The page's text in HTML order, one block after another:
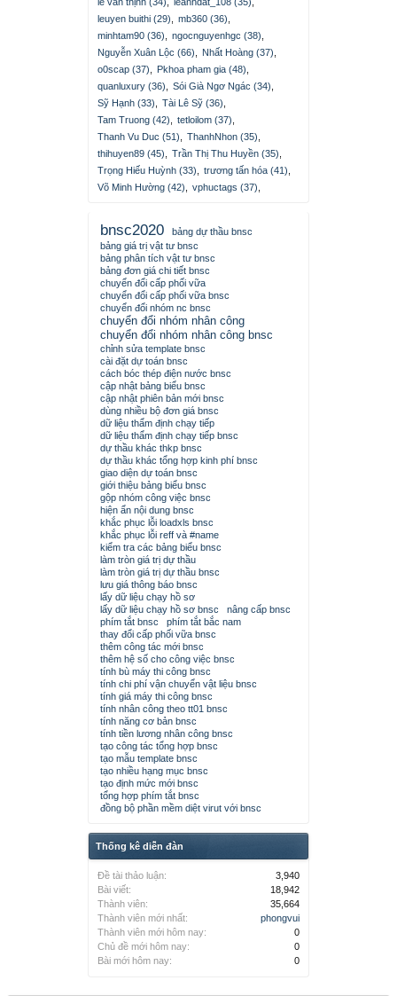
leuyen buithi (29)
mb360 (36)
minhtam90 (36)
ngocnguyenhgc (38)
Nguyễn Xuân Lộc (66)
Nhất Hoàng (37)
o0scap (37)
Pkhoa pham gia (48)
quanluxury (36)
Sói Già Ngơ Ngác (34)
Sỹ Hạnh (33)
Tài Lê Sỹ (36)
Tam Truong (42)
tetloilom (37)
Thanh Vu Duc (51)
ThanhNhon (35)
thihuyen89 (45)
Trần Thị Thu Huyền (35)
Trọng Hiếu Huỳnh (33)
trương tấn hóa (41)
Võ Minh Hường (42)
vphuctags (37)
bnsc2020
bảng dự thầu bnsc
bảng giá trị vật tư bnsc
bảng phân tích vật tư bnsc
bảng đơn giá chi tiết bnsc
chuyển đổi cấp phối vữa
chuyển đổi cấp phối vữa bnsc
chuyển đổi nhóm nc bnsc
chuyển đổi nhóm nhân công
chuyển đổi nhóm nhân công bnsc
chỉnh sửa template bnsc
cài đặt dự toán bnsc
cách bóc thép điện nước bnsc
cập nhật bảng biểu bnsc
cập nhật phiên bản mới bnsc
dùng nhiều bộ đơn giá bnsc
dữ liệu thẩm định chạy tiếp
dữ liệu thẩm định chạy tiếp bnsc
dự thầu khác thkp bnsc
dự thầu khác tổng hợp kinh phí bnsc
giao diện dự toán bnsc
giới thiệu bảng biểu bnsc
gộp nhóm công việc bnsc
hiện ẩn nội dung bnsc
khắc phục lỗi loadxls bnsc
khắc phục lỗi reff và #name
kiểm tra các bảng biểu bnsc
làm tròn giá trị dự thầu
làm tròn giá trị dự thầu bnsc
lưu giá thông báo bnsc
lấy dữ liệu chạy hồ sơ
lấy dữ liệu chạy hồ sơ bnsc
nâng cấp bnsc
phím tắt bnsc
phím tắt bắc nam
thay đổi cấp phối vữa bnsc
thêm công tác mới bnsc
thêm hệ số cho công việc bnsc
tính bù máy thi công bnsc
tính chi phí vận chuyển vật liệu bnsc
tính giá máy thi công bnsc
tính nhân công theo tt01 bnsc
tính năng cơ bản bnsc
tính tiền lương nhân công bnsc
tạo công tác tổng hợp bnsc
tạo mẫu template bnsc
tạo nhiều hạng mục bnsc
tạo định mức mới bnsc
tổng hợp phím tắt bnsc
đồng bộ phần mềm diệt virut với bnsc
Thống kê diễn đàn
Đề tài thảo luận:
3,940
Bài viết:
18,942
Thành viên:
35,664
Thành viên mới nhất:
phongvui
Thành viên mới hôm nay:
0
Chủ đề mới hôm nay:
0
Bài mới hôm nay:
0